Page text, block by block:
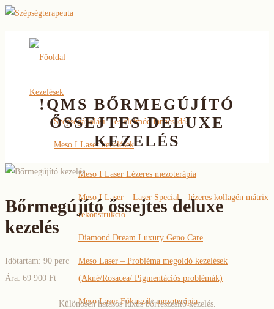
Főoldal
Kezelések
Szépségápolási – és életmód tanácsadás
Meso I Laser kezelések
Meso I Laser Lézeres mezoterápia
Meso I Laser – Laser Special – lézeres kollagén mátrix
rekonstrukció
Diamond Dream Luxury Geno Care
Meso Laser – Probléma megoldó kezelések
(Akné/Rosacea/ Pigmentációs problémák)
Meso Laser Fókuszált mezoterápia
!QMS BŐRMEGÚJÍTÓ
ŐSSEJTES DELUXE
KEZELÉS
Bőrmegújító őssejtes deluxe
kezelés
Időtartam: 90 perc
Ára: 69 900 Ft
Különösen hatásos luxus bőrfeszesítő kezelés.